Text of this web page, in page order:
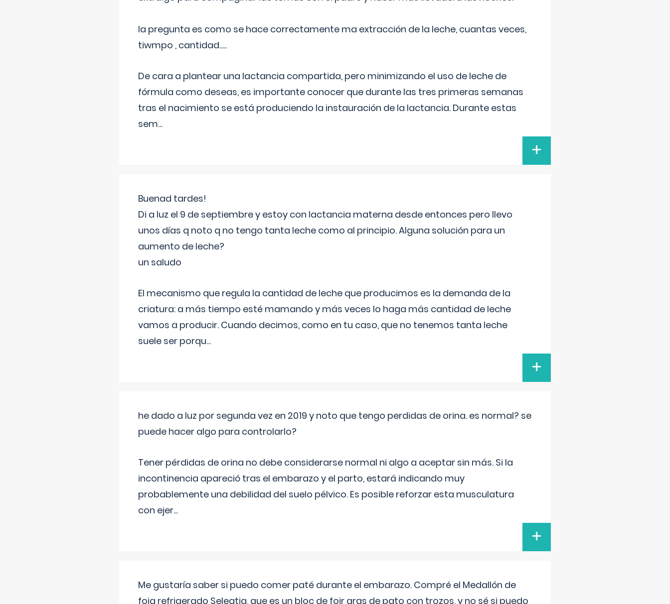
la pregunta es como se hace correctamente ma extracción de la leche, cuantas veces,
tiwmpo , cantidad.....
De cara a plantear una lactancia compartida, pero minimizando el uso de leche de
fórmula como deseas, es importante conocer que durante las tres primeras semanas
tras el nacimiento se está produciendo la instauración de la lactancia. Durante estas
sem...
+
Buenad tardes!
Di a luz el 9 de septiembre y estoy con lactancia materna desde entonces pero llevo
unos días q noto q no tengo tanta leche como al principio. Alguna solución para un
aumento de leche?
un saludo
El mecanismo que regula la cantidad de leche que producimos es la demanda de la
criatura: a más tiempo esté mamando y más veces lo haga más cantidad de leche
vamos a producir. Cuando decimos, como en tu caso, que no tenemos tanta leche
suele ser porqu...
+
he dado a luz por segunda vez en 2019 y noto que tengo perdidas de orina. es normal? se
puede hacer algo para controlarlo?
Tener pérdidas de orina no debe considerarse normal ni algo a aceptar sin más. Si la
incontinencia apareció tras el embarazo y el parto, estará indicando muy
probablemente una debilidad del suelo pélvico. Es posible reforzar esta musculatura
con ejer...
+
Me gustaría saber si puedo comer paté durante el embarazo. Compré el Medallón de
foia refrigerado Seleqtia, que es un bloc de foir gras de pato con trozos, y no sé si puedo